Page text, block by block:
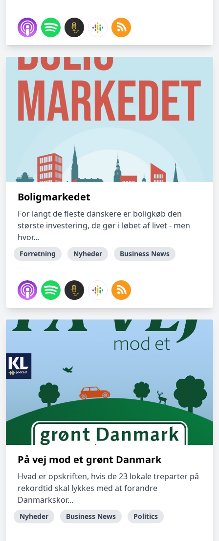
Boligmarkedet
For langt de fleste danskere er boligkøb den
største investering, de gør i løbet af livet - men
hvor...
Forretning Nyheder Business News
På vej mod et grønt Danmark
Hvad er opskriften, hvis de 23 lokale treparter på
rekordtid skal lykkes med at forandre
Danmarkskor...
Nyheder Business News Politics